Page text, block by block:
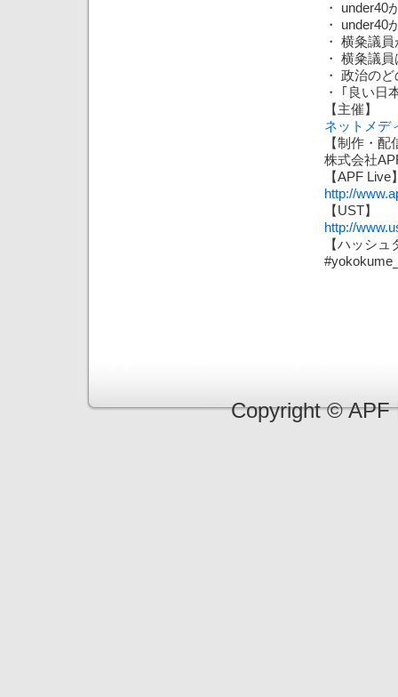
・ under40
・ under40
・ 横粂議
・ 横粂議
・ 政治の
・ ｢良い日
【主催】
ネットメデ
【制作・配
株式会社
【APF Live
http://
【UST】
http://
【ハッシュ
Copyright © APF